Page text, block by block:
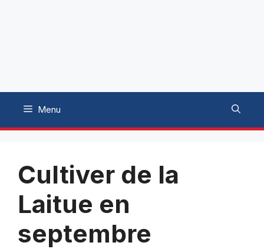
Menu
Cultiver de la
Laitue en
septembre